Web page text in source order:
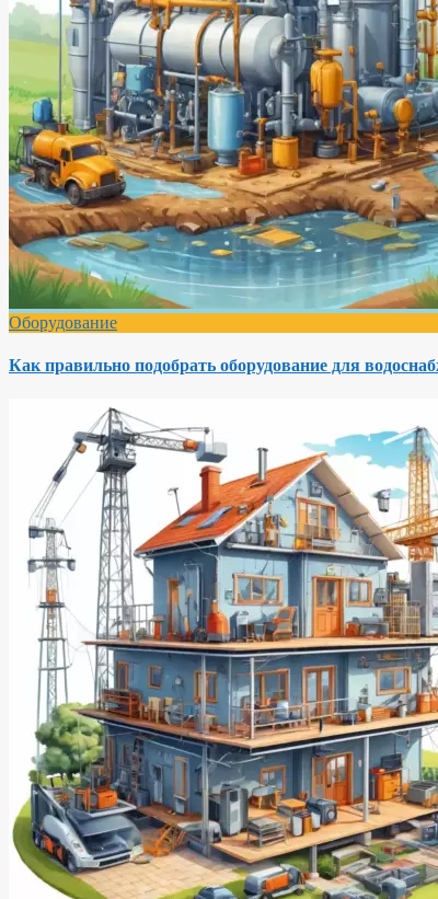
Оборудование
Как правильно подобрать оборудование для